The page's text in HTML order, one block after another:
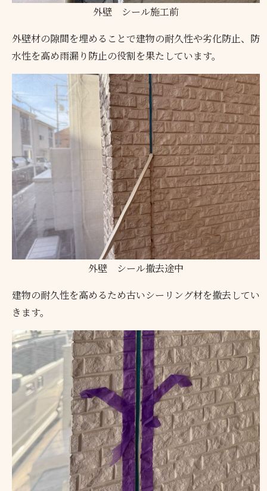
外壁 シール施工前
外壁材の隙間を埋めることで建物の耐久性や劣化防止、防
水性を高め雨漏り防止の役割を果たしています。
外壁 シール撤去途中
建物の耐久性を高めるため古いシーリング材を撤去してい
きます。